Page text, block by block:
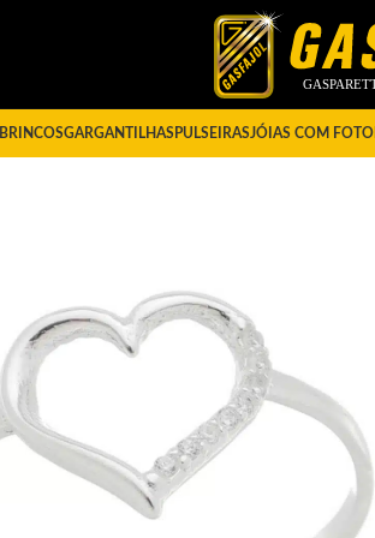
BRINCOSGARGANTILHAS PULSEIRASJÓIAS COM FOTO